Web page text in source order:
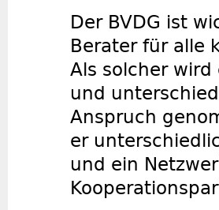
Der BVDG ist
Berater für alle
Als solcher wird
und
Anspruch
er
und ein